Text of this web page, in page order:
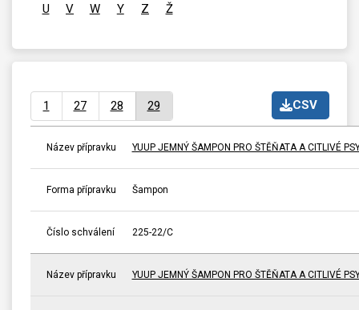
U
V W Y Z Ž
CSV
1 27 28 29
Název přípravku YUUP JEMNÝ ŠAMPON PRO ŠTĚŇATA A CITLIVÉ
Forma přípravku Šampon
Číslo schválení 225-22/C
Název přípravku YUUP JEMNÝ ŠAMPON PRO ŠTĚŇATA A CITLIVÉ